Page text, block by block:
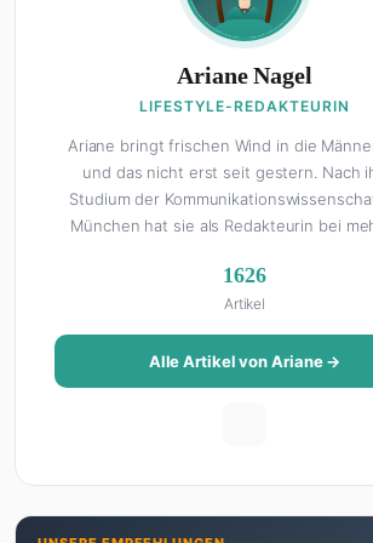
Ariane Nagel
LIFESTYLE-REDAKTEURIN
Ariane bringt frischen Wind in die
und das nicht erst seit gestern. Nach
Studium der
München hat sie als Redakteurin bei
FHM-Team gestoßen ist. Als Lifestyle-
schreibt sie über alles, was das Leben
macht: von Interior Design und Reise-
Food-Trends bis hin zu
auch Männer gerne lesen. Ihre
ewigen Suche nach dem besten Brunch-
1626
Artikel
Alle Artikel von Ariane →